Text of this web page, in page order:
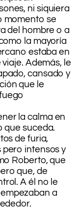
ni siquiera
momento se
del hombre o a
la mayoría
estaba en
Además, le
cansado y
que le
la calma en
que suceda.
de furia,
intensos y
Roberto, que
que, de
A él no le
a